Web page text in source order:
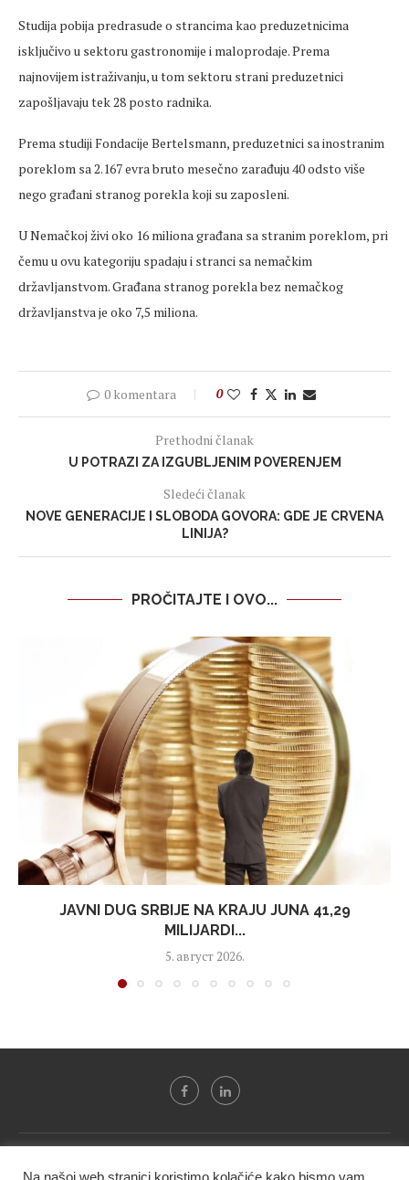
Studija pobija predrasude o strancima kao preduzetnicima
isključivo u sektoru gastronomije i maloprodaje. Prema
najnovijem istraživanju, u tom sektoru strani preduzetnici
zapošljavaju tek 28 posto radnika.
Prema studiji Fondacije Bertelsmann, preduzetnici sa inostranim
poreklom sa 2.167 evra bruto mesečno zarađuju 40 odsto više
nego građani stranog porekla koji su zaposleni.
U Nemačkoj živi oko 16 miliona građana sa stranim poreklom, pri
čemu u ovu kategoriju spadaju i stranci sa nemačkim
državljanstvom. Građana stranog porekla bez nemačkog
državljanstva je oko 7,5 miliona.
0 komentara 0
Prethodni članak
U POTRAZI ZA IZGUBLJENIM POVERENJEM
Sledeći članak
NOVE GENERACIJE I SLOBODA GOVORA: GDE JE CRVENA
LINIJA?
PROČITAJTE I OVO...
JAVNI DUG SRBIJE NA KRAJU JUNA 41,29
MILIJARDI...
5. август 2026.